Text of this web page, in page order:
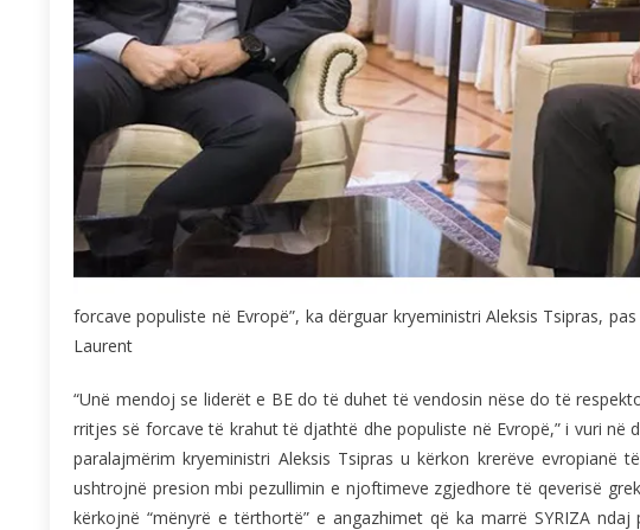
forcave populiste në Evropë”, ka dërguar kryeministri Aleksis Tsipras,
Laurent
“Unë mendoj se liderët e BE do të duhet të vendosin nëse do të
rritjes së forcave të krahut të djathtë dhe populiste në Evropë,” i vuri
paralajmërim kryeministri Aleksis Tsipras u kërkon krerëve
ushtrojnë presion mbi pezullimin e njoftimeve zgjedhore të qeverisë
kërkojnë “mënyrë e tërthortë” e angazhimet që ka marrë SYRIZA